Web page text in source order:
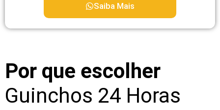
Saiba Mais
Por que escolher
Guinchos 24 Horas